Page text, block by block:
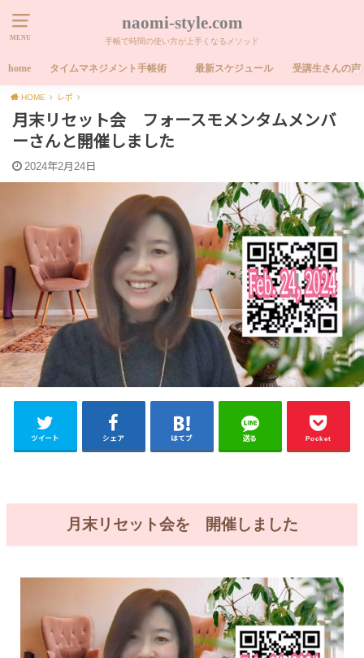
MENU
naomi-style.com
手帳で時間の使い方が上手くなるメソッド
home タイムマネジメント手帳術 最新スケジュール 受講生さんの声
HOME レポ
月末リセット会 フォースモメンタムメンバ
ーさんと開催しました
2024年2月24日
ツイート シェア はてブ 送る Pocket
月末リセット会を 開催しました